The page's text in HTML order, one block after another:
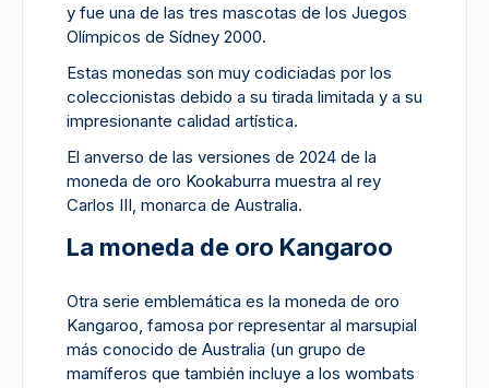
y fue una de las tres mascotas de los Juegos
Olímpicos de Sídney 2000.
Estas monedas son muy codiciadas por los
coleccionistas debido a su tirada limitada y a su
impresionante calidad artística.
El anverso de las versiones de 2024 de la
moneda de oro Kookaburra muestra al rey
Carlos III, monarca de Australia.
La moneda de oro Kangaroo
Otra serie emblemática es la moneda de oro
Kangaroo, famosa por representar al marsupial
más conocido de Australia (un grupo de
mamíferos que también incluye a los wombats